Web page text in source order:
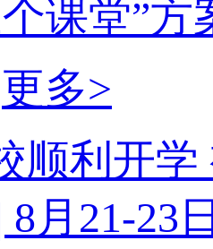
课堂”方
更多>
顺利开
8月21-23